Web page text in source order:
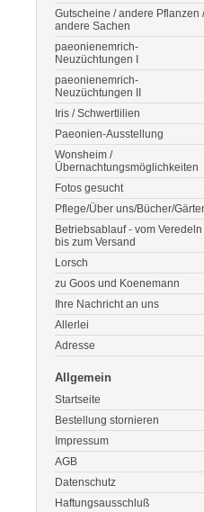
Gutscheine / andere Pflanzen /
andere Sachen
paeonienemrich-
Neuzüchtungen I
paeonienemrich-
Neuzüchtungen II
Iris / Schwertlilien
Paeonien-Ausstellung
Wonsheim /
Übernachtungsmöglichkeiten
Fotos gesucht
Pflege/Über uns/Bücher/
Betriebsablauf - vom Veredeln
bis zum Versand
Lorsch
zu Goos und Koenemann
Ihre Nachricht an uns
Allerlei
Adresse
Allgemein
Startseite
Bestellung stornieren
Impressum
AGB
Datenschutz
Haftungsausschluß